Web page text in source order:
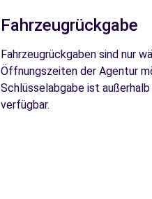
Fahrzeugrückgabe
Fahrzeugrückgaben sind nur
Öffnungszeiten der Agentur
Schlüsselabgabe ist
verfügbar.